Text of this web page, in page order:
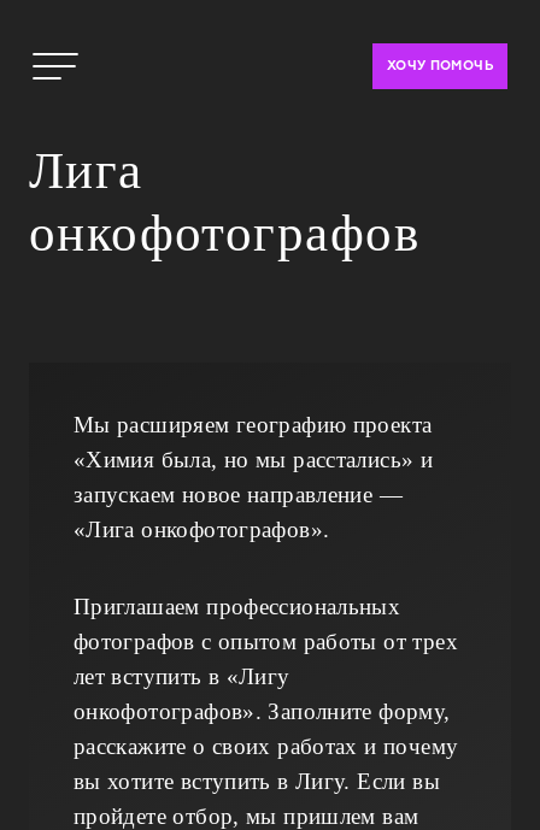
ХОЧУ ПОМОЧЬ
Лига
онкофотографов
Мы расширяем географию проекта
«Химия была, но мы расстались» и
запускаем новое направление —
«Лига онкофотографов».
Приглашаем профессиональных
фотографов с опытом работы от трех
лет вступить в «Лигу
онкофотографов». Заполните форму,
расскажите о своих работах и почему
вы хотите вступить в Лигу. Если вы
пройдете отбор, мы пришлем вам